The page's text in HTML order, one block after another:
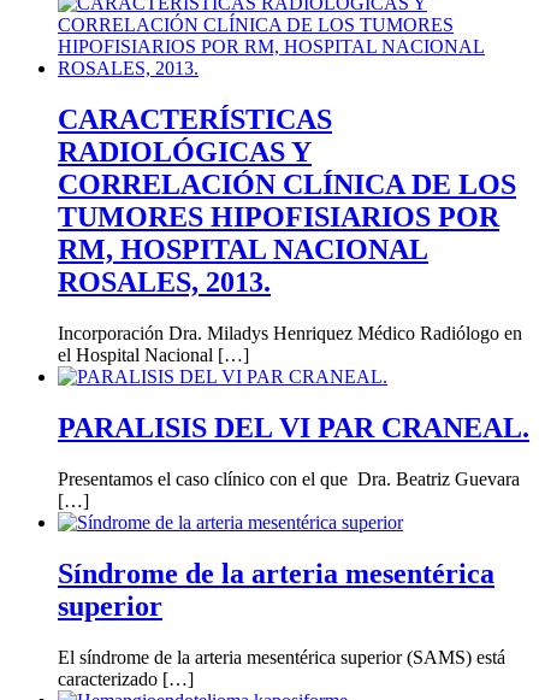
CARACTERÍSTICAS
RADIOLÓGICAS Y
CORRELACIÓN CLÍNICA DE LOS
TUMORES HIPOFISIARIOS POR
RM, HOSPITAL NACIONAL
ROSALES, 2013.
Incorporación Dra. Miladys Henriquez Médico Radiólogo en
el Hospital Nacional […]
PARALISIS DEL VI PAR CRANEAL.
Presentamos el caso clínico con el que Dra. Beatriz Guevara
[…]
Síndrome de la arteria mesentérica
superior
El síndrome de la arteria mesentérica superior (SAMS) está
caracterizado […]